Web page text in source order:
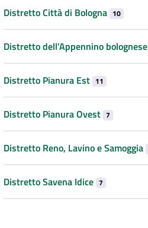
Distretto Città di Bologna 10
Distretto dell’Appennino bolognese
Distretto Pianura Est 11
Distretto Pianura Ovest 7
Distretto Reno, Lavino e Samoggia
Distretto Savena Idice 7